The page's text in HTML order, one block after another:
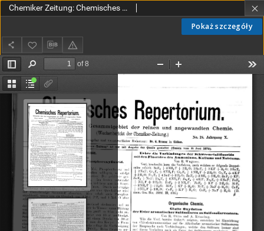
Pokaż szczegóły
Chemiker Zeitung: Chemisches Repertorium Jg. 10 Nr. 18 (1886)